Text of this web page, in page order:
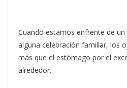
Cuando estamos enfrente de
alguna celebración familiar, los
más que el estómago por el
alrededor.